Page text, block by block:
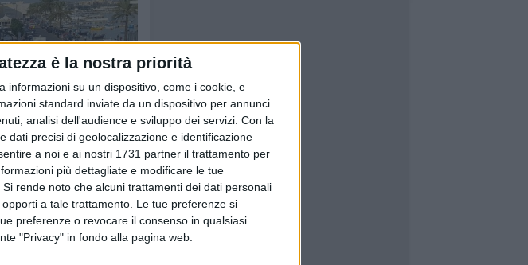
è la nostra priorità
informazioni su un dispositivo, come i cookie, e
standard inviate da un dispositivo per annunci
analisi dell'audience e sviluppo dei servizi. Con la
dati precisi di geolocalizzazione e identificazione
a noi e ai nostri 1731 partner il trattamento per
più dettagliate e modificare le tue
Si rende noto che alcuni trattamenti dei dati personali
a tale trattamento. Le tue preferenze si
preferenze o revocare il consenso in qualsiasi
"Privacy" in fondo alla pagina web.